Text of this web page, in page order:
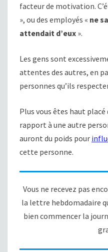
facteur de motivation.
», ou des employés « ne
attendait d’eux ».
Les gens sont
attentes des autres, en
personnes qu’ils
Plus vous êtes haut
rapport à une autre
auront du poids pour
cette personne.
Vous ne recevez pas
la lettre hebdomadaire
bien commencer la